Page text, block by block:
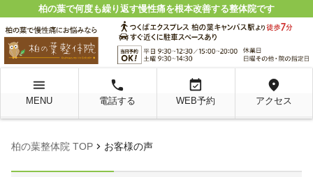
柏の葉で何度も繰り返す慢性痛を根本改善する整体院です
menu
MENU
local_phone
電話する
event_available
WEB予約
location_on
アクセス
柏の葉整体院 TOP chevron_right お客様の声